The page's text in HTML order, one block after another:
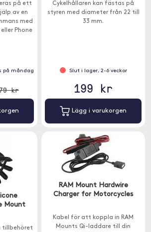
på ett
av en
med
Phone
på måndag
kr
Cykelhållaren kan fästas på
styren med diameter från 22 till
33 mm.
Slut i lager, 2-6 veckor
199 kr
Lägg i varukorgen
Mount
tillbehöret
RAM Mount Hardwire
Charger for Motorcycles
Kabel för att koppla in RAM
Mounts Qi-laddare till din